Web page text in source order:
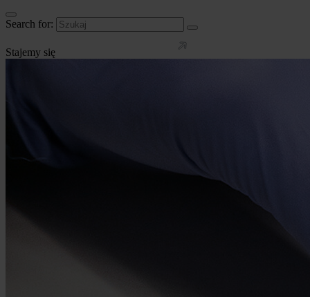
Search for:
Stajemy się